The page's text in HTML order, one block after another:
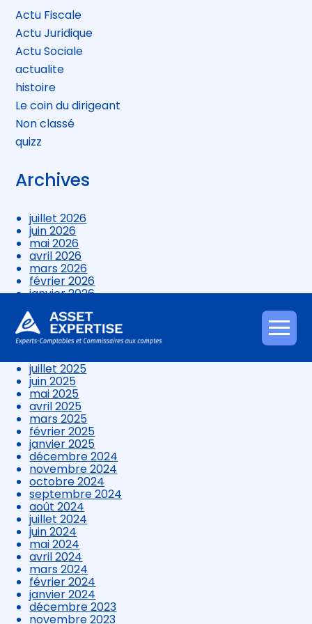
Aller
au
Actu Fiscale
Actu Juridique
Actu Sociale
actualite
histoire
Le coin du dirigeant
Non classé
quizz
Archives
juillet 2026
juin 2026
mai 2026
avril 2026
mars 2026
février 2026
janvier 2026
novembre 2025
octobre 2025
septembre 2025
juillet 2025
juin 2025
mai 2025
avril 2025
mars 2025
février 2025
janvier 2025
décembre 2024
novembre 2024
octobre 2024
septembre 2024
août 2024
juillet 2024
juin 2024
mai 2024
avril 2024
mars 2024
février 2024
janvier 2024
décembre 2023
novembre 2023